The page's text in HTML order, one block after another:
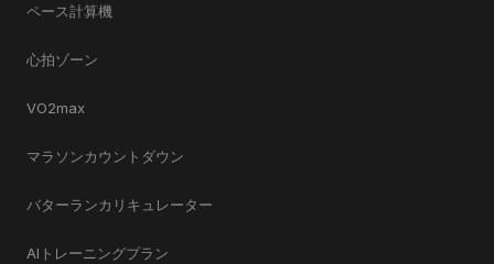
ペース計算機
心拍ゾーン
VO2max
マラソンカウントダウン
バターランカリキュレーター
AIトレーニングプラン